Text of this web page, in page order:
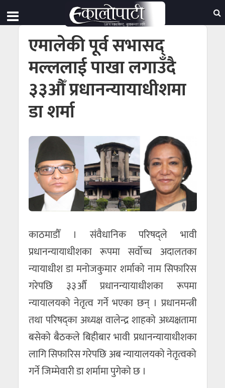
एमालेकी पूर्व सभासद्
मल्ललाई पाखा लगाउँदै
३३औँ प्रधानन्यायाधीशमा
डा शर्मा
काठमाडौँ । संवैधानिक परिषद्ले भावी
प्रधानन्यायाधीशका रूपमा सर्वोच्च अदालतका
न्यायाधीश डा मनोजकुमार शर्माको नाम सिफारिस
गरेपछि ३३औँ प्रधानन्यायाधीशका रूपमा
न्यायालयको नेतृत्व गर्ने भएका छन् । प्रधानमन्त्री
तथा परिषद्का अध्यक्ष वालेन्द्र शाहको अध्यक्षतामा
बसेको बैठकले बिहीबार भावी प्रधानन्यायाधीशका
लागि सिफारिस गरेपछि अब न्यायालयको नेतृत्वको
गर्ने जिम्मेवारी डा शर्मामा पुगेको छ ।